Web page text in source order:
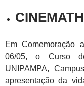
CINEMATH
Em Comemoração
06/05, o Curso
UNIPAMPA,
apresentação da